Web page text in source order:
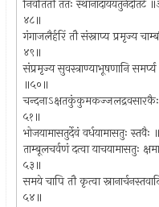
निवर्तितौ ततः
४८॥
गंगाजलैर्हरिं तौ संस्नाप्य प्रमृज्य
४९॥
संप्रमृज्य सुवस्त्राण्याभूषणानि
॥५०॥
चन्दनाऽक्षतकुंकुमकज्जलद्रवसारकैः
५१॥
भोजयामासतुर्देवं वर्धयामासतुः
ताम्बूलचर्वणं दत्वा याचयामासतुः
५३॥
समये चापि तौ कृत्वा
५४॥